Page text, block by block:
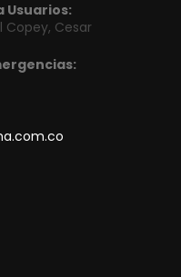
Usuarios:
Copey, Cesar